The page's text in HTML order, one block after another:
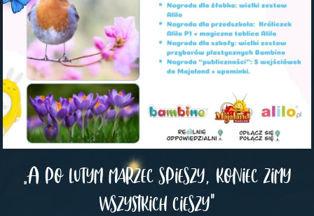
„A po lutym marzec spieszy, koniec zimy
wszystkich cieszy”